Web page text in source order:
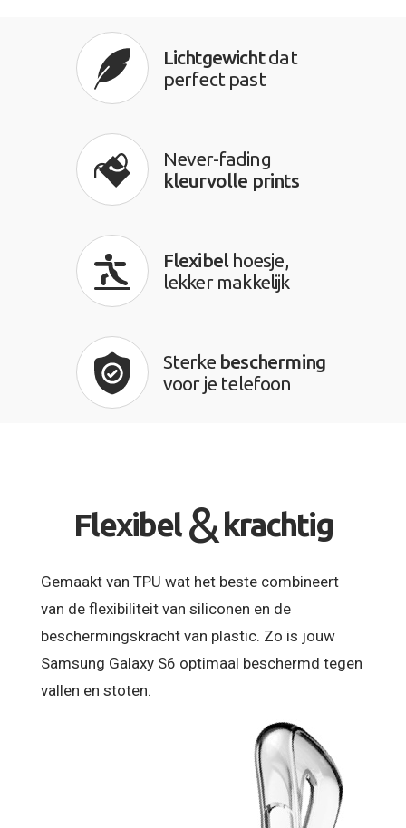
Lichtgewichtdat
perfect past
Never-fading
kleurvolle prints
Flexibelhoesje,
lekker makkelijk
Sterke bescherming
voor je telefoon
Flexibel &krachtig
Gemaakt van TPU wat het beste combineert
van de flexibiliteit van siliconen en de
beschermingskracht van plastic. Zo is jouw
Samsung Galaxy S6 optimaal beschermd tegen
vallen en stoten.